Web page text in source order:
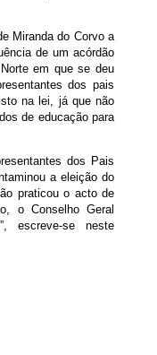
Miranda do Corvo a
de um acórdão
em que se deu
dos pais
na lei, já que não
de educação para
dos Pais
a eleição do
praticou o acto de
o Conselho Geral
escreve-se neste